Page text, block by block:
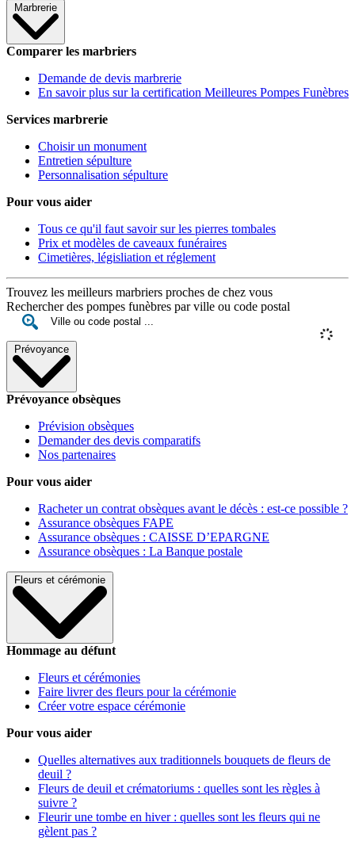
Marbrerie
Comparer les marbriers
Demande de devis marbrerie
En savoir plus sur la certification Meilleures Pompes Funèbres
Services marbrerie
Choisir un monument
Entretien sépulture
Personnalisation sépulture
Pour vous aider
Tous ce qu'il faut savoir sur les pierres tombales
Prix et modèles de caveaux funéraires
Cimetières, législiation et réglement
Trouvez les meilleurs marbriers proches de chez vous
Rechercher des pompes funèbres par ville ou code postal
Prévoyance
Prévoyance obsèques
Prévision obsèques
Demander des devis comparatifs
Nos partenaires
Pour vous aider
Racheter un contrat obsèques avant le décès : est-ce possible ?
Assurance obsèques FAPE
Assurance obsèques : CAISSE D’EPARGNE
Assurance obsèques : La Banque postale
Fleurs et cérémonie
Hommage au défunt
Fleurs et cérémonies
Faire livrer des fleurs pour la cérémonie
Créer votre espace cérémonie
Pour vous aider
Quelles alternatives aux traditionnels bouquets de fleurs de
deuil ?
Fleurs de deuil et crématoriums : quelles sont les règles à
suivre ?
Fleurir une tombe en hiver : quelles sont les fleurs qui ne
gèlent pas ?